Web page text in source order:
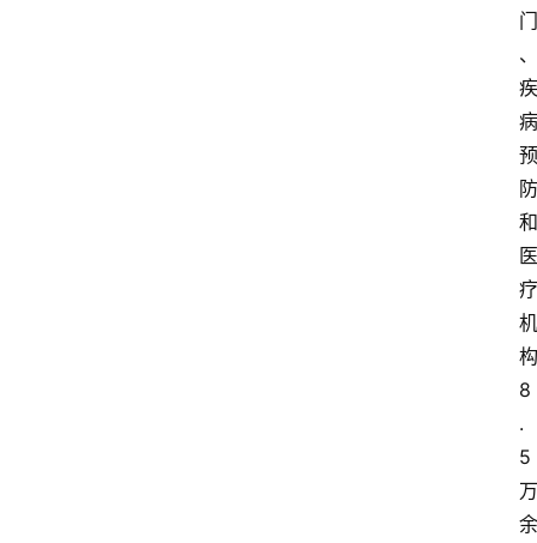
门
、
疾
病
预
防
和
医
疗
机
构
8
.
5
万
余